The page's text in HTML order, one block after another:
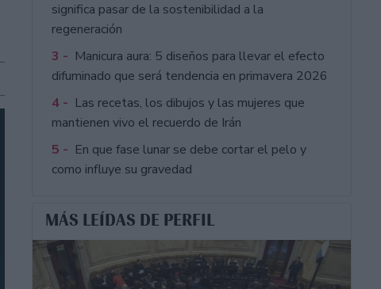
significa pasar de la sostenibilidad a la
regeneración
3 - Manicura aura: 5 diseños para llevar el efecto
difuminado que será tendencia en primavera 2026
4 - Las recetas, los dibujos y las mujeres que
mantienen vivo el recuerdo de Irán
5 - En que fase lunar se debe cortar el pelo y
como influye su gravedad
MÁS LEÍDAS DE PERFIL